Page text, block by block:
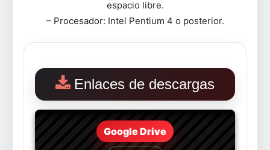
espacio libre.
– Procesador: Intel Pentium 4 o posterior.
Enlaces de descargas
Google Drive